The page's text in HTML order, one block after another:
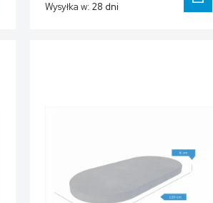
Wysyłka w: 28 dni